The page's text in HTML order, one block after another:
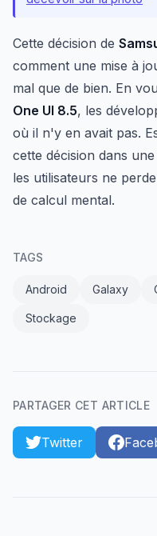
Cette décision de
comment une mise à
mal que de bien. En
One UI 8.5, les
où il n'y en avait pas.
cette décision dans
les utilisateurs ne
de calcul mental.
TAGS
Android Galaxy
Stockage
PARTAGER CET ARTICLE
Twitter